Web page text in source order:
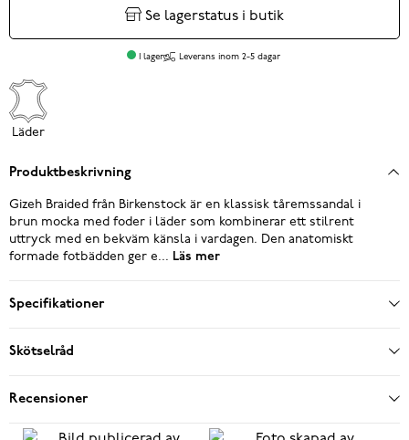
Se lagerstatus i butik
I lager Leverans inom 2-5 dagar
Läder
Produktbeskrivning
Gizeh Braided från Birkenstock är en klassisk tåremssandal i
brun mocka med foder i läder som kombinerar ett stilrent
uttryck med en bekväm känsla i vardagen. Den anatomiskt
formade fotbädden ger e... Läs mer
Specifikationer
Skötselråd
Recensioner